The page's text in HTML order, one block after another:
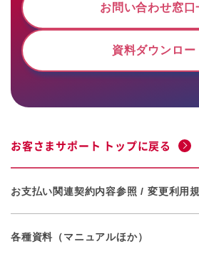
お問い合わせ窓口
資料ダウンロー
お客さまサポート トップに戻る
お支払い関連契約内容参照 / 変更利用
各種資料（マニュアルほか）